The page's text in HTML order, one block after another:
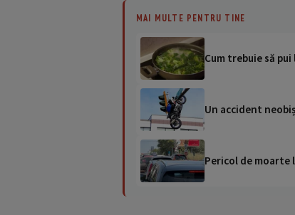
MAI MULTE PENTRU TINE
Cum trebuie să
Un accident
Pericol de moarte